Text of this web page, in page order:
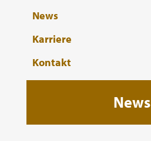
News
Karriere
Kontakt
News